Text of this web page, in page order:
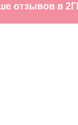
отзывов в